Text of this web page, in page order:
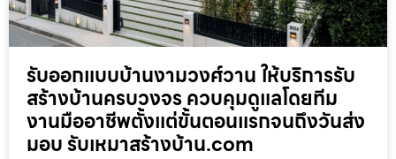
รับออกแบบบ้านงามวงศ์วาน ให้บริการรับ
สร้างบ้านครบวงจร ควบคุมดูแลโดยทีม
งานมืออาชีพตั้งแต่ขั้นตอนแรกจนถึงวันส่ง
มอบ รับเหมาสร้างบ้าน.com